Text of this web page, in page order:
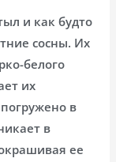
и как будто
сосны. Их
белого
их
в
в
ее